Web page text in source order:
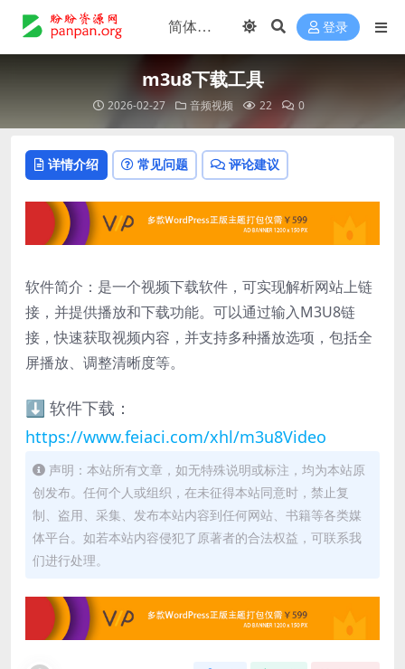
登录
m3u8下载工具
2026-02-27 音频视频 22 0
详情介绍 常见问题 评论建议
软件简介：是一个视频下载软件，可实现解析网站上链
接，并提供播放和下载功能。可以通过输入M3U8链
接，快速获取视频内容，并支持多种播放选项，包括全
屏播放、调整清晰度等。
⬇️ 软件下载：
https://www.feiaci.com/xhl/m3u8Video
声明：本站所有文章，如无特殊说明或标注，均为本站原
创发布。任何个人或组织，在未征得本站同意时，禁止复
制、盗用、采集、发布本站内容到任何网站、书籍等各类媒
体平台。如若本站内容侵犯了原著者的合法权益，可联系我
们进行处理。